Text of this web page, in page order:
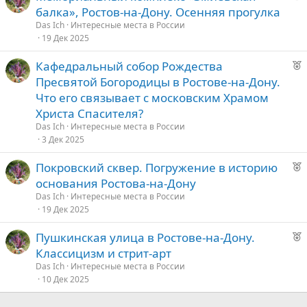
е
й
балка», Ростов-на-Дону. Осенняя прогулка
Das Ich Интересные места в России
19 Дек 2025
Р
н
д
й
Кафедральный собор Рождества
Пресвятой Богородицы в Ростове-на-Дону.
Что его связывает с московским Храмом
Христа Спасителя?
Das Ich Интересные места в России
3 Дек 2025
Р
е
е
Покровский сквер. Погружение в историю
основания Ростова-на-Дону
Das Ich Интересные места в России
19 Дек 2025
Р
Пушкинская улица в Ростове-на-Дону.
Классицизм и стрит-арт
Das Ich Интересные места в России
10 Дек 2025